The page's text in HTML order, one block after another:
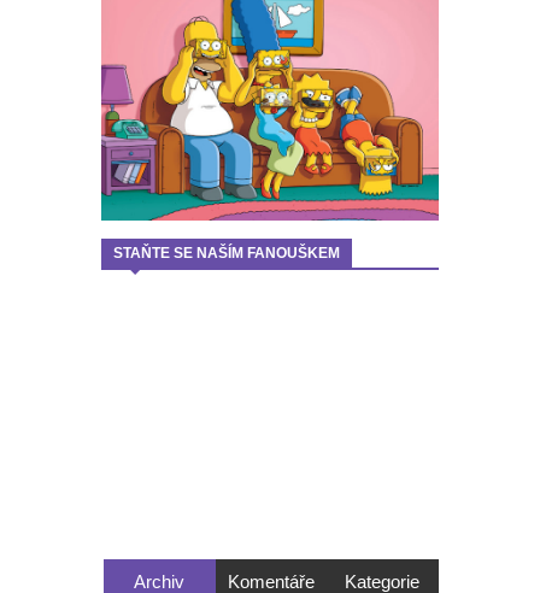
STAŇTE SE NAŠÍM FANOUŠKEM
Archiv Komentáře Kategorie